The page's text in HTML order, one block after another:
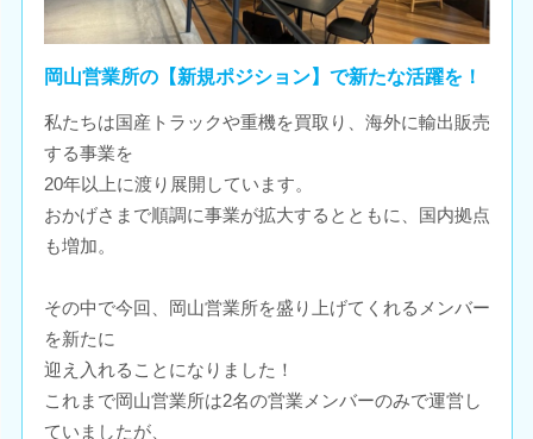
岡山営業所の【新規ポジション】で新たな活躍を！
私たちは国産トラックや重機を買取り、海外に輸出販売
する事業を
20年以上に渡り展開しています。
おかげさまで順調に事業が拡大するとともに、国内拠点
も増加。
その中で今回、岡山営業所を盛り上げてくれるメンバー
を新たに
迎え入れることになりました！
これまで岡山営業所は2名の営業メンバーのみで運営し
ていましたが、